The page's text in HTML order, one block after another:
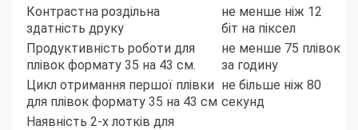
Контрастна роздільна
здатність друку
не менше ніж 12
біт на піксел
Продуктивність роботи для
плівок формату 35 на 43 см.
не менше 75 плівок
за годину
Цикл отримання першої плівки
для плівок формату 35 на 43 см
не більше ніж 80
секунд
Наявність 2-х лотків для